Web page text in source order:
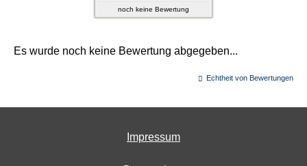
noch keine Bewertung
Es wurde noch keine Bewertung abgegeben...
Echtheit von Bewertungen
Impressum